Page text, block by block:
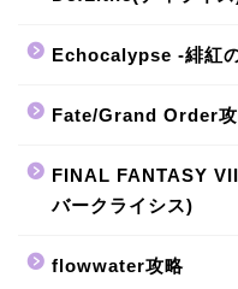
Echocalypse -緋紅
Fate/Grand Order
FINAL FANTASY
バークライシス)
flowwater攻略